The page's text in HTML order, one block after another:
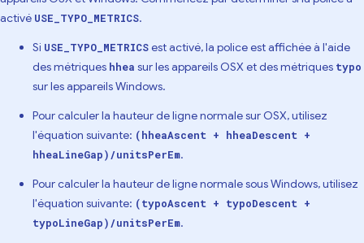
activé USE_TYPO_METRICS.
Si USE_TYPO_METRICSest activé, la police est affichée à l'aide
des métriques hhea sur les appareils OSX et des métriques typo
sur les appareils Windows.
Pour calculer la hauteur de ligne normale sur OSX, utilisez
l'équation suivante: (hheaAscent + hheaDescent +
hheaLineGap)/unitsPerEm.
Pour calculer la hauteur de ligne normale sous Windows, utilisez
l'équation suivante: (typoAscent + typoDescent +
typoLineGap)/unitsPerEm.